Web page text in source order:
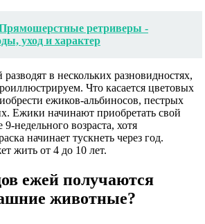
ретриверы -
уход и характер
в нескольких разновидностях,
Что касается цветовых
ежиков-альбиносов, пестрых
Ежики начинают приобретать свой
недельного возраста, хотя
начинает тускнеть через год.
жить от 4 до 10 лет.
ежей получаются
животные?